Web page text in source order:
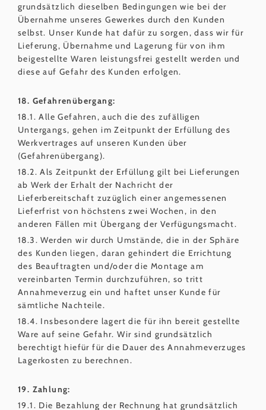
grundsätzlich dieselben Bedingungen wie bei der
Übernahme unseres Gewerkes durch den Kunden
selbst. Unser Kunde hat dafür zu sorgen, dass wir für
Lieferung, Übernahme und Lagerung für von ihm
beigestellte Waren leistungsfrei gestellt werden und
diese auf Gefahr des Kunden erfolgen.
18. Gefahrenübergang:
18.1. Alle Gefahren, auch die des zufälligen
Untergangs, gehen im Zeitpunkt der Erfüllung des
Werkvertrages auf unseren Kunden über
(Gefahrenübergang).
18.2. Als Zeitpunkt der Erfüllung gilt bei Lieferungen
ab Werk der Erhalt der Nachricht der
Lieferbereitschaft zuzüglich einer angemessenen
Lieferfrist von höchstens zwei Wochen, in den
anderen Fällen mit Übergang der Verfügungsmacht.
18.3. Werden wir durch Umstände, die in der Sphäre
des Kunden liegen, daran gehindert die Errichtung
des Beauftragten und/oder die Montage am
vereinbarten Termin durchzuführen, so tritt
Annahmeverzug ein und haftet unser Kunde für
sämtliche Nachteile.
18.4. Insbesondere lagert die für ihn bereit gestellte
Ware auf seine Gefahr. Wir sind grundsätzlich
berechtigt hiefür für die Dauer des Annahmeverzuges
Lagerkosten zu berechnen.
19. Zahlung:
19.1. Die Bezahlung der Rechnung hat grundsätzlich